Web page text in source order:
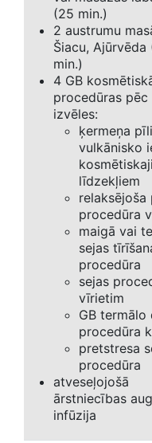
(25 min.)
2 austrumu
Šiacu, Ajūrvēda
min.)
4 GB
procedūras pēc
izvēles:
ķermeņa
vulkānisko
līdzekļiem
relaksējoša
procedūra
maigā vai
sejas
procedūra
sejas
vīrietim
GB termālo
procedūra
pretstresa
procedūra
atveseļojošā
ārstniecības
infūzija